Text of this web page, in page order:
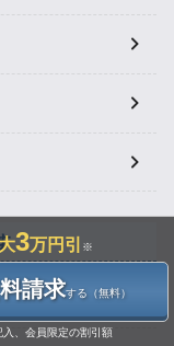
3万円引 ※
請求する（無料）
、会員限定の割引額